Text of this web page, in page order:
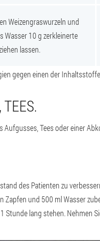
Weizengraswurzeln und
Wasser 10 g zerkleinerte
lassen.
gegen einen der
Tees oder einer
des Patienten zu
Zapfen und 500 ml Wasser
Stunde lang stehen. Nehmen